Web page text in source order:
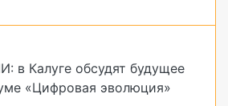
в Калуге обсудят будущее
«Цифровая эволюция»